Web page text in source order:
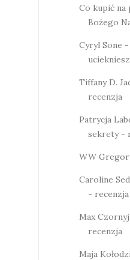
Co kupić na
Bożego
Cyryl Sone
Tiffany D.
recenzja
Patrycja
sekrety -
WW
Caroline
- recenzja
Max
recenzja
Maja